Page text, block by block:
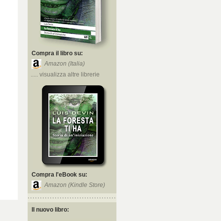
Compra il libro su:
Amazon (Italia)
..... visualizza altre librerie
Compra l'eBook su:
Amazon (Kindle Store)
Il nuovo libro: